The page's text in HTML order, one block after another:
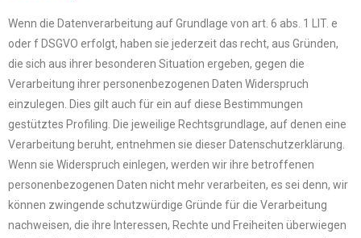
Wenn die Datenverarbeitung auf Grundlage von art. 6 abs. 1 LIT. e
oder f DSGVO erfolgt, haben sie jederzeit das recht, aus Gründen,
die sich aus ihrer besonderen Situation ergeben, gegen die
Verarbeitung ihrer personenbezogenen Daten Widerspruch
einzulegen. Dies gilt auch für ein auf diese Bestimmungen
gestütztes Profiling. Die jeweilige Rechtsgrundlage, auf denen eine
Verarbeitung beruht, entnehmen sie dieser Datenschutzerklärung.
Wenn sie Widerspruch einlegen, werden wir ihre betroffenen
personenbezogenen Daten nicht mehr verarbeiten, es sei denn, wir
können zwingende schutzwürdige Gründe für die Verarbeitung
nachweisen, die ihre Interessen, Rechte und Freiheiten überwiegen